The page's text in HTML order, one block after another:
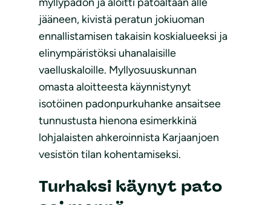
jääneen, kivistä peratun jokiuoman
ennallistamisen takaisin koskialueeksi ja
elinympäristöksi uhanalaisille
vaelluskaloille. Myllyosuuskunnan
omasta aloitteesta käynnistynyt
isotöinen padonpurkuhanke ansaitsee
tunnustusta hienona esimerkkinä
lohjalaisten ahkeroinnista Karjaanjoen
vesistön tilan kohentamiseksi.
Turhaksi käynyt pato